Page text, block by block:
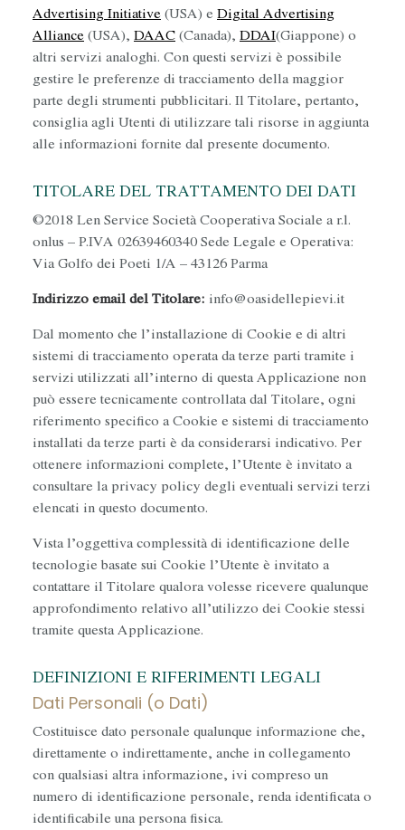
Advertising Initiative(USA) e Digital Advertising
Alliance(USA), DAAC(Canada), DDAI(Giappone) o
altri servizi analoghi. Con questi servizi è possibile
gestire le preferenze di tracciamento della maggior
parte degli strumenti pubblicitari. Il Titolare, pertanto,
consiglia agli Utenti di utilizzare tali risorse in aggiunta
alle informazioni fornite dal presente documento.
TITOLARE DEL TRATTAMENTO DEI DATI
©2018 Len Service Società Cooperativa Sociale a r.l.
onlus – P.IVA 02639460340 Sede Legale e Operativa:
Via Golfo dei Poeti 1/A – 43126 Parma
Indirizzo email del Titolare: info@oasidellepievi.it
Dal momento che l’installazione di Cookie e di altri
sistemi di tracciamento operata da terze parti tramite i
servizi utilizzati all’interno di questa Applicazione non
può essere tecnicamente controllata dal Titolare, ogni
riferimento specifico a Cookie e sistemi di tracciamento
installati da terze parti è da considerarsi indicativo. Per
ottenere informazioni complete, l’Utente è invitato a
consultare la privacy policy degli eventuali servizi terzi
elencati in questo documento.
Vista l’oggettiva complessità di identificazione delle
tecnologie basate sui Cookie l’Utente è invitato a
contattare il Titolare qualora volesse ricevere qualunque
approfondimento relativo all’utilizzo dei Cookie stessi
tramite questa Applicazione.
DEFINIZIONI E RIFERIMENTI LEGALI
Dati Personali (o Dati)
Costituisce dato personale qualunque informazione che,
direttamente o indirettamente, anche in collegamento
con qualsiasi altra informazione, ivi compreso un
numero di identificazione personale, renda identificata o
identificabile una persona fisica.